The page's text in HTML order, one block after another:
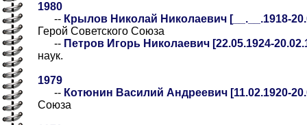
1980
-- Крылов Николай Николаевич [__.__.1918-
Герой Советского Союза
-- Петров Игорь Николаевич [22.05.1924-
наук.
1979
-- Котюнин Василий Андреевич [11.02.1920-
Союза